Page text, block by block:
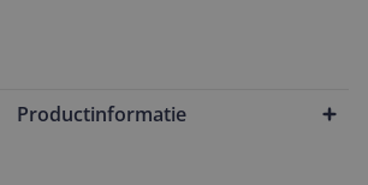
Productinformatie